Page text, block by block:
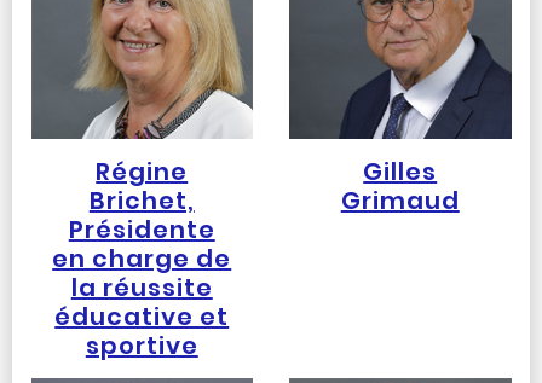
Régine
Brichet,
Présidente
en charge de
la réussite
éducative et
sportive
Gilles
Grimaud